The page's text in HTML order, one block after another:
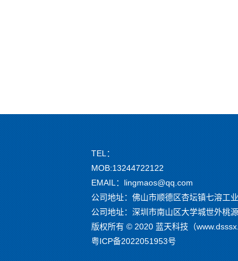
TEL：
MOB:13244722122
EMAIL：lingmaos@qq.com
公司地址：佛山市顺德区杏坛镇七溶工
公司地址：深圳市南山区大学城世外桃
版权所有 © 2020 蓝天科技（
粤ICP备2022051953号